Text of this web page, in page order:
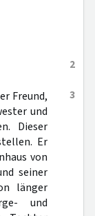
2
3
Freund,
und
Dieser
Er
von
seiner
länger
und